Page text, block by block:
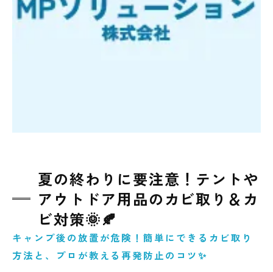
夏の終わりに要注意！テントや
アウトドア用品のカビ取り＆カ
ビ対策🌞🍂
キャンプ後の放置が危険！簡単にできるカビ取り
方法と、プロが教える再発防止のコツ✨